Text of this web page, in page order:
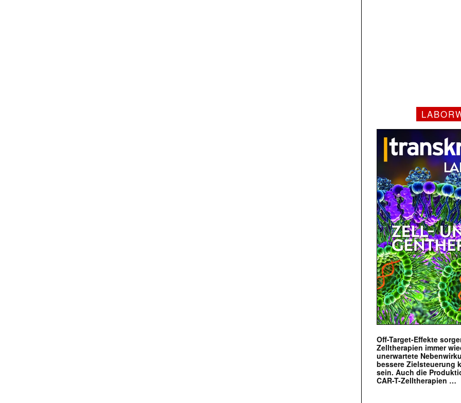
Off-Target-Effekte
Zelltherapien immer
unerwartete
bessere Zielsteuerung
sein. Auch die
CAR-T-Zelltherapien …